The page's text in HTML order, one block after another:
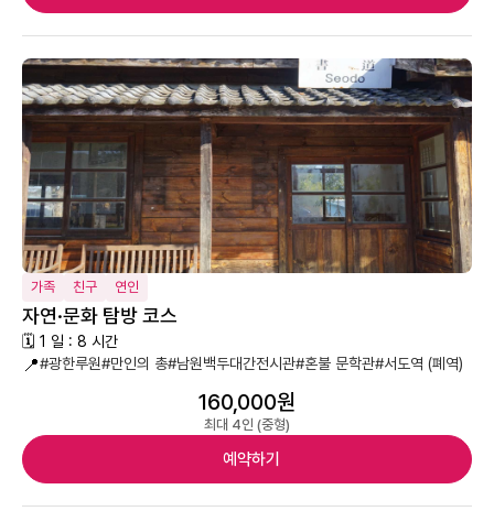
가족 친구 연인
자연·문화 탐방 코스
🗓 1 일 : 8 시간
📍#광한루원#만인의 총#남원백두대간전시관#혼불 문학관#서도역 (폐역)
160,000원
최대 4인 (중형)
예약하기